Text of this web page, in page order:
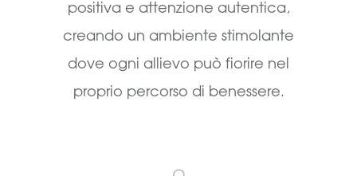
positiva e attenzione autentica,
creando un ambiente stimolante
dove ogni allievo può fiorire nel
proprio percorso di benessere.